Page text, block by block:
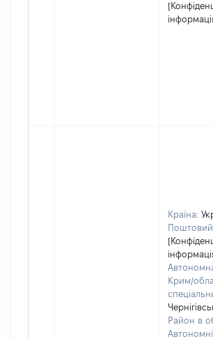
Країна:
Поштовий
Крим/
Район в